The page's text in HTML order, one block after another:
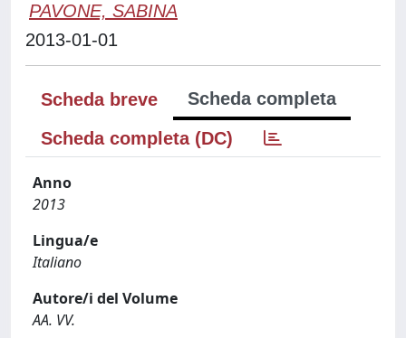
PAVONE, SABINA
2013-01-01
Scheda breve
Scheda completa
Scheda completa (DC)
Anno
2013
Lingua/e
Italiano
Autore/i del Volume
AA. VV.